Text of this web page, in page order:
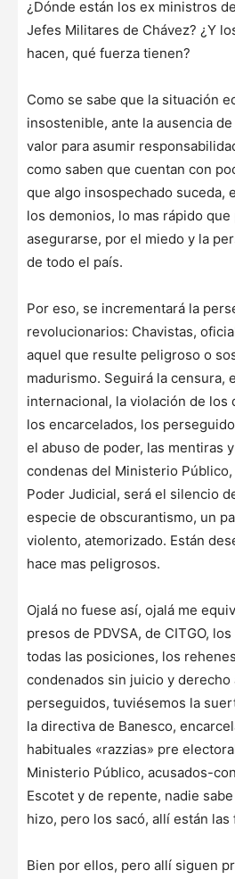
¿Dónde están los ex ministros
Jefes Militares de Chávez? ¿Y
hacen, qué fuerza tienen?
Como se sabe que la situación
insostenible, ante la ausencia
valor para asumir
como saben que cuentan con
que algo insospechado suceda,
los demonios, lo mas rápido que
asegurarse, por el miedo y la
de todo el país.
Por eso, se incrementará la
revolucionarios: Chavistas,
aquel que resulte peligroso o
madurismo. Seguirá la censura,
internacional, la violación de los
los encarcelados, los
el abuso de poder, las mentiras
condenas del Ministerio
Poder Judicial, será el silencio
especie de obscurantismo, un
violento, atemorizado. Están
hace mas peligrosos.
Ojalá no fuese así, ojalá me
presos de PDVSA, de CITGO,
todas las posiciones, los
condenados sin juicio y derecho
perseguidos, tuviésemos la
la directiva de Banesco,
habituales «razzias» pre
Ministerio Público, acusados-
Escotet y de repente, nadie
hizo, pero los sacó, allí están
Bien por ellos, pero allí siguen